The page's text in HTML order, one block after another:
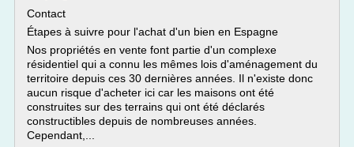
Contact
Étapes à suivre pour l'achat d'un bien en Espagne
Nos propriétés en vente font partie d'un complexe
résidentiel qui a connu les mêmes lois d'aménagement du
territoire depuis ces 30 dernières années. Il n'existe donc
aucun risque d'acheter ici car les maisons ont été
construites sur des terrains qui ont été déclarés
constructibles depuis de nombreuses années.
Cependant,...